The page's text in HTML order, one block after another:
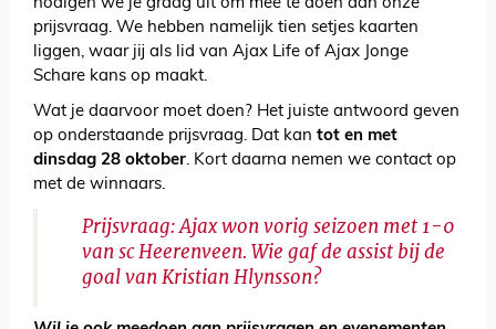
nodigen we je graag uit om mee te doen aan onze
prijsvraag. We hebben namelijk tien setjes kaarten
liggen, waar jij als lid van Ajax Life of Ajax Jonge
Schare kans op maakt.
Wat je daarvoor moet doen? Het juiste antwoord geven
op onderstaande prijsvraag. Dat kan tot en met
dinsdag 28 oktober. Kort daarna nemen we contact op
met de winnaars.
Prijsvraag: Ajax won vorig seizoen met 1-0
van sc Heerenveen. Wie gaf de assist bij de
goal van Kristian Hlynsson?